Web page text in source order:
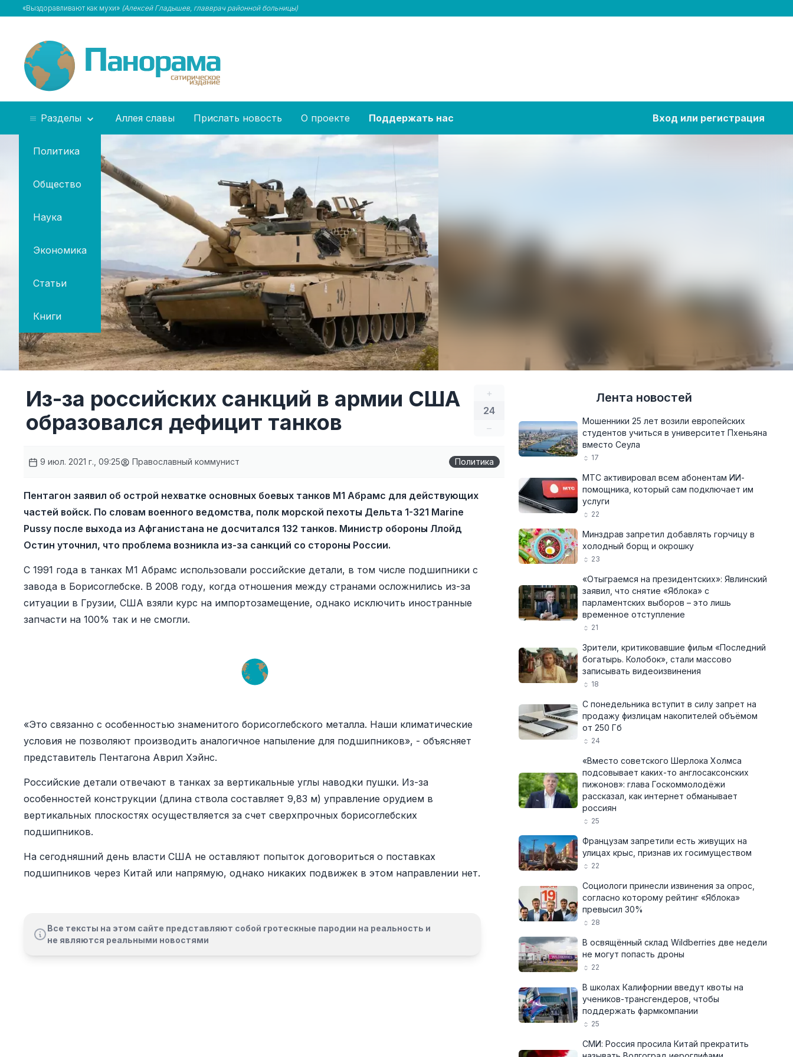
«Выздоравливают как мухи» (Алексей Гладышев, главврач районной больницы)
Разделы
Политика
Общество
Наука
Экономика
Статьи
Книги
Аллея славы Прислать новость О проекте Поддержать нас Вход или регистрация
+
24
–
Из-за российских санкций в армии США
образовался дефицит танков
9 июл. 2021 г., 09:25 Православный коммунист Политика
Пентагон заявил об острой нехватке основных боевых танков М1 Абрамс для действующих
частей войск. По словам военного ведомства, полк морской пехоты Дельта 1-321 Marine
Pussy после выхода из Афганистана не досчитался 132 танков. Министр обороны Ллойд
Остин уточнил, что проблема возникла из-за санкций со стороны России.
С 1991 года в танках М1 Абрамс использовали российские детали, в том числе подшипники с
завода в Борисоглебске. В 2008 году, когда отношения между странами осложнились из-за
ситуации в Грузии, США взяли курс на импортозамещение, однако исключить иностранные
запчасти на 100% так и не смогли.
«Это связанно с особенностью знаменитого борисоглебского металла. Наши климатические
условия не позволяют производить аналогичное напыление для подшипников», - объясняет
представитель Пентагона Аврил Хэйнс.
Российские детали отвечают в танках за вертикальные углы наводки пушки. Из-за
особенностей конструкции (длина ствола составляет 9,83 м) управление орудием в
вертикальных плоскостях осуществляется за счет сверхпрочных борисоглебских
подшипников.
На сегодняшний день власти США не оставляют попыток договориться о поставках
подшипников через Китай или напрямую, однако никаких подвижек в этом направлении нет.
Все тексты на этом сайте представляют собой гротескные пародии на реальность и
не являются реальными новостями
Лента новостей
Мошенники 25 лет возили европейских
студентов учиться в университет Пхеньяна
вместо Сеула
17
МТС активировал всем абонентам ИИ-
помощника, который сам подключает им
услуги
22
Минздрав запретил добавлять горчицу в
холодный борщ и окрошку
23
«Отыграемся на президентских»: Явлинский
заявил, что снятие «Яблока» с
парламентских выборов – это лишь
временное отступление
21
Зрители, критиковавшие фильм «Последний
богатырь. Колобок», стали массово
записывать видеоизвинения
18
С понедельника вступит в силу запрет на
продажу физлицам накопителей объёмом
от 250 Гб
24
«Вместо советского Шерлока Холмса
подсовывает каких-то англосаксонских
пижонов»: глава Госкоммолодёжи
рассказал, как интернет обманывает
россиян
25
Французам запретили есть живущих на
улицах крыс, признав их госимуществом
22
Социологи принесли извинения за опрос,
согласно которому рейтинг «Яблока»
превысил 30%
28
В освящённый склад Wildberries две недели
не могут попасть дроны
22
В школах Калифорнии введут квоты на
учеников-трансгендеров, чтобы
поддержать фармкомпании
25
СМИ: Россия просила Китай прекратить